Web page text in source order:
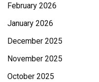
February 2026
January 2026
December 2025
November 2025
October 2025